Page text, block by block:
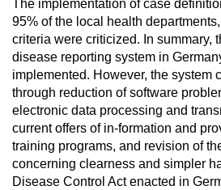
The implementation of case
95% of the local health
criteria were criticized. In summary,
disease reporting system in
implemented. However, the system
through reduction of software
electronic data processing and
current offers of in-formation and
training programs, and revision of
concerning clearness and simpler
Disease Control Act enacted in